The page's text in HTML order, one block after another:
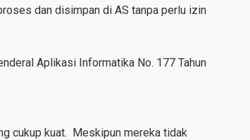
dan disimpan di AS tanpa perlu izin
Aplikasi Informatika No. 177 Tahun
cukup kuat. Meskipun mereka tidak